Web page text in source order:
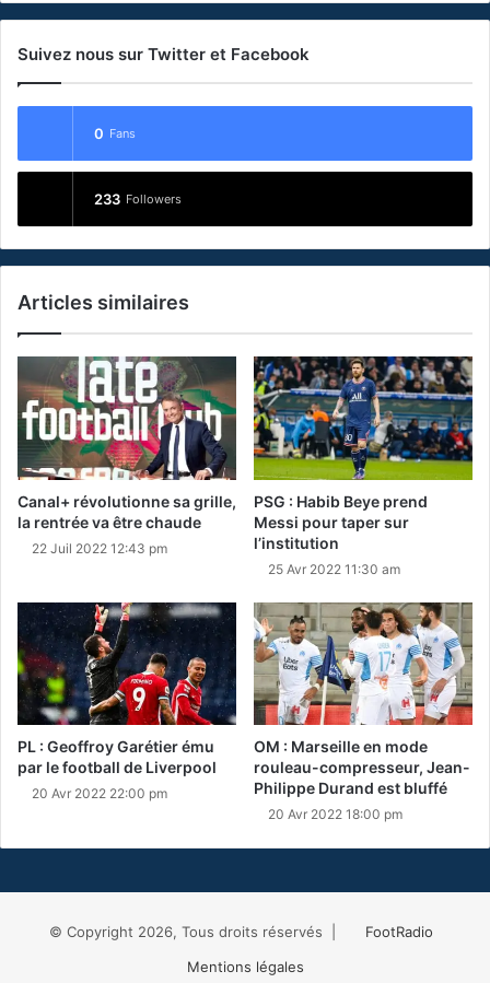
Suivez nous sur Twitter et Facebook
0 Fans
233 Followers
Articles similaires
Canal+ révolutionne sa grille,
la rentrée va être chaude
22 Juil 2022 12:43 pm
PSG : Habib Beye prend
Messi pour taper sur
l’institution
25 Avr 2022 11:30 am
PL : Geoffroy Garétier ému
par le football de Liverpool
20 Avr 2022 22:00 pm
OM : Marseille en mode
rouleau-compresseur, Jean-
Philippe Durand est bluffé
20 Avr 2022 18:00 pm
© Copyright 2026, Tous droits réservés |
FootRadio
Mentions légales